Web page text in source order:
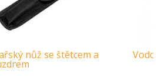
nůž se štětcem a